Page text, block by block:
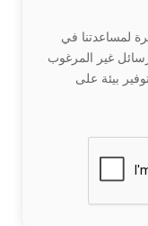
لمساعدتنا في
غير المرغوب
بيئة على